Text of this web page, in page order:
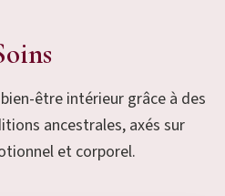
être intérieur grâce à des
ancestrales, axés sur
et corporel.